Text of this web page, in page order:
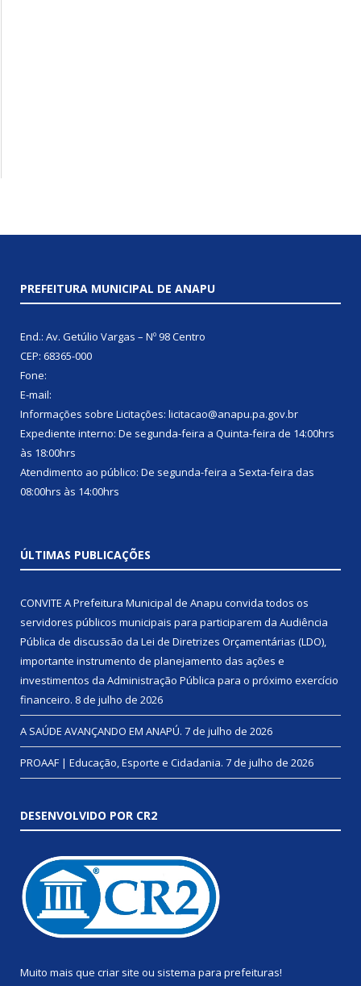
PREFEITURA MUNICIPAL DE ANAPU
End.: Av. Getúlio Vargas – Nº 98 Centro
CEP: 68365-000
Fone:
E-mail:
Informações sobre Licitações: licitacao@anapu.pa.gov.br
Expediente interno: De segunda-feira a Quinta-feira de 14:00hrs
às 18:00hrs
Atendimento ao público: De segunda-feira a Sexta-feira das
08:00hrs às 14:00hrs
ÚLTIMAS PUBLICAÇÕES
CONVITE A Prefeitura Municipal de Anapu convida todos os
servidores públicos municipais para participarem da Audiência
Pública de discussão da Lei de Diretrizes Orçamentárias (LDO),
importante instrumento de planejamento das ações e
investimentos da Administração Pública para o próximo exercício
financeiro. 8 de julho de 2026
A SAÚDE AVANÇANDO EM ANAPÚ. 7 de julho de 2026
PROAAF | Educação, Esporte e Cidadania. 7 de julho de 2026
DESENVOLVIDO POR CR2
Muito mais que criar site ou sistema para prefeituras!